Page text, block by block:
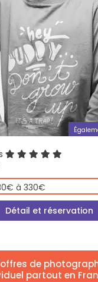
à 330€
Détail et réservation
de
partout en